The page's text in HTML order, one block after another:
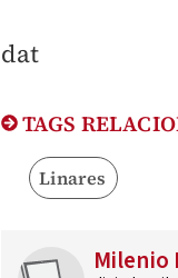
​dat
TAGS
Linares